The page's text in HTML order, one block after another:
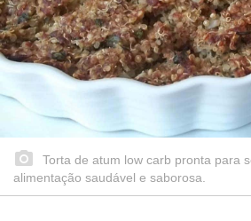
Torta de atum low carb pronta para
alimentação saudável e saborosa.